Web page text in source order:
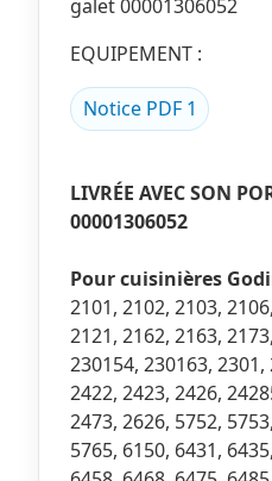
galet 00001306052
EQUIPEMENT :
Notice PDF 1
LIVRÉE AVEC SON
00001306052
Pour cuisinières
2101, 2102, 2103,
2121, 2162, 2163,
230154, 230163, 2301,
2422, 2423, 2426,
2473, 2626, 5752,
5765, 6150, 6431,